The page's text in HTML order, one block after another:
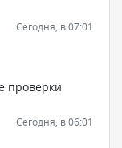
Сегодня, в 07:01
проверки
Сегодня, в 06:01